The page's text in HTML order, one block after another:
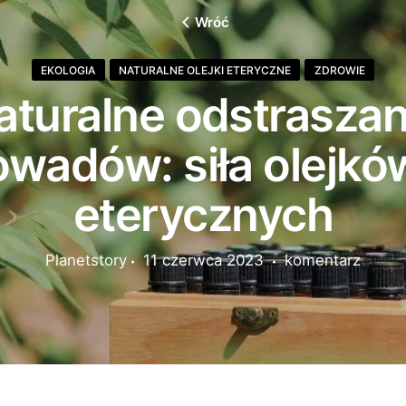
Wróć
EKOLOGIA NATURALNE OLEJKI ETERYCZNE ZDROWIE
siła
eterycznych
Planetstory 11 czerwca 2023 komentarz